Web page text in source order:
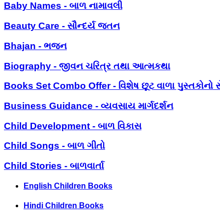
Baby Names - બાળ નામાવલી
Beauty Care - સૌન્દર્ય જતન
Bhajan - ભજન
Biography - જીવન ચરિત્ર તથા આત્મકથા
Books Set Combo Offer - વિશેષ છૂટ વાળા પુસ્તકોનો
Business Guidance - વ્યવસાય માર્ગદર્શન
Child Development - બાળ વિકાસ
Child Songs - બાળ ગીતો
Child Stories - બાળવાર્તા
English Children Books
Hindi Children Books